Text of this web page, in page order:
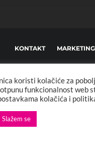
KONTAKT MARKETING
IMPRESSUM O NAMA
- 2025 FBL creative. Sva prava
XStreamThemes
koristi kolačiće za
funkcionalnost web
kolačića i
Slažem se